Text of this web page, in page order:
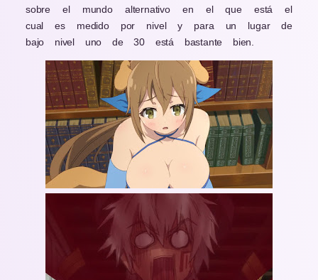
sobre el mundo alternativo en el que está el
cual es medido por nivel y para un lugar de
bajo nivel uno de 30 está bastante bien.